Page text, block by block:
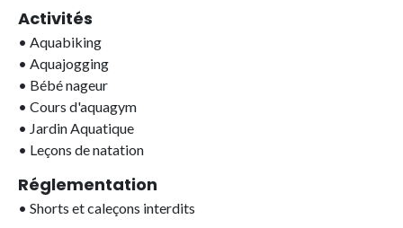
Activités
• Aquabiking
• Aquajogging
• Bébé nageur
• Cours d'aquagym
• Jardin Aquatique
• Leçons de natation
Réglementation
• Shorts et caleçons interdits